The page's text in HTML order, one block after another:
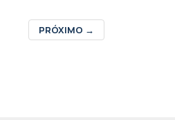
PRÓXIMO →